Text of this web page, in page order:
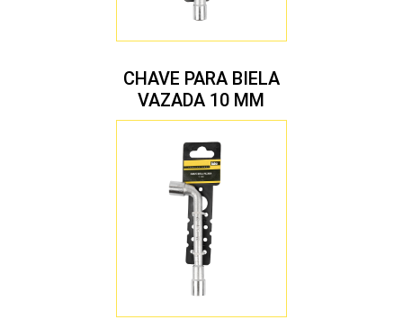
CHAVE PARA BIELA
VAZADA 10 MM